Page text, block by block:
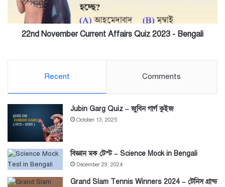
Bengali
22nd November Current Affairs Quiz 2023 - Bengali
Recent Comments
Jubin Garg Quiz – জুবিন গার্গ কুইজ
October 13, 2025
বিজ্ঞান মক টেস্ট – Science Mock in Bengali
December 29, 2024
Grand Slam Tennis Winners 2024 – টেনিস গ্রান্ড